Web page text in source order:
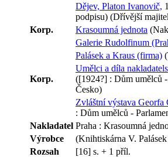
Dějev, Platon Ivanovič,
podpisu) (Dřívější
Korp.
Krasoumná jednota
Galerie Rudolfinum
Palásek a Kraus (firma)
Korp.
Umělci a díla
([1924?] : Dům umělců -
Česko)
Zvláštní výstava Georfa
: Dům umělců -
Nakladatel Praha : Krasoumná
Výrobce
(Knihtiskárna V.
Rozsah
[16] s. + 1 příl.